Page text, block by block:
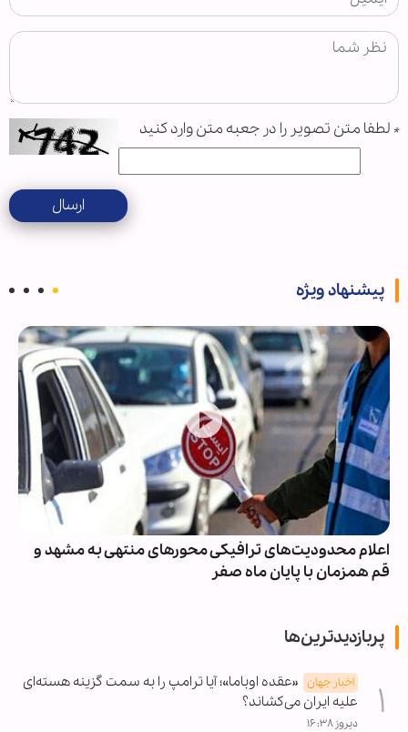
* لطفا متن تصویر را در جعبه متن وارد کنید
ارسال
پیشنهاد ویژه
اعلام محدودیت‌های ترافیکی محورهای منتهی به مشهد و
قم همزمان با پایان ماه صفر
پربازدیدترین‌ها
اخبار جهان «عقده اوباما»؛ آیا ترامپ را به سمت گزینه هسته‌ای
علیه ایران می‌کشاند؟
دیروز ۱۶:۳۸